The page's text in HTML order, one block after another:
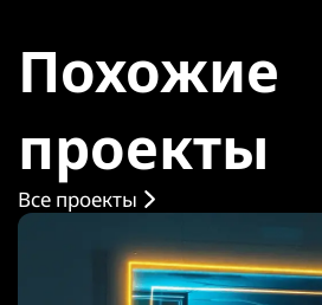
Похожие
проекты
Все проекты